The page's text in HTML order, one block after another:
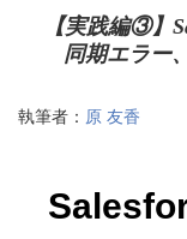
【実践編③】
同期エラー
執筆者： 原 友香